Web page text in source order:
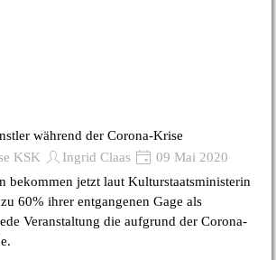
während der Corona-Krise
KSK
Ingrid Claas
09 Mai 2020
bekommen jetzt laut Kulturstaatsministerin
60% ihrer entgangenen Gage als
Veranstaltung die aufgrund der Corona-